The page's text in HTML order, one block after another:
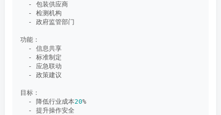
  - 包装供应商
  - 检测机构
  - 政府监管部门
功能：
  - 信息共享
  - 标准制定
  - 应急联动
  - 政策建议
目标：
  - 降低行业成本
20%
  - 提升操作安全